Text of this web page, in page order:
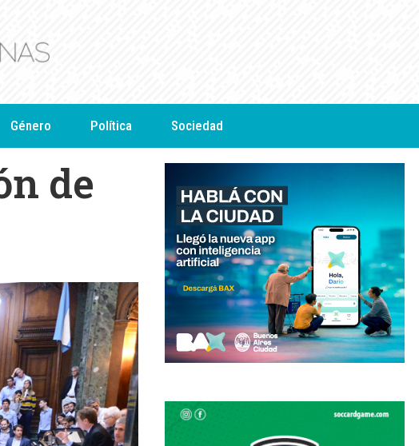
Género Política Sociedad
de